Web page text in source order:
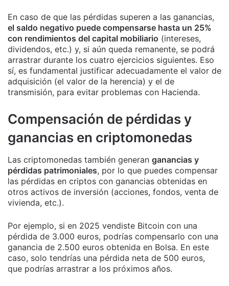
En caso de que las pérdidas superen a las ganancias,
el saldo negativo puede compensarse hasta un 25%
con rendimientos del capital mobiliario (intereses,
dividendos, etc.) y, si aún queda remanente, se podrá
arrastrar durante los cuatro ejercicios siguientes. Eso
sí, es fundamental justificar adecuadamente el valor de
adquisición (el valor de la herencia) y el de
transmisión, para evitar problemas con Hacienda.
Compensación de pérdidas y
ganancias en criptomonedas
Las criptomonedas también generan ganancias y
pérdidas patrimoniales, por lo que puedes compensar
las pérdidas en criptos con ganancias obtenidas en
otros activos de inversión (acciones, fondos, venta de
vivienda, etc.).
Por ejemplo, si en 2025 vendiste Bitcoin con una
pérdida de 3.000 euros, podrías compensarlo con una
ganancia de 2.500 euros obtenida en Bolsa. En este
caso, solo tendrías una pérdida neta de 500 euros,
que podrías arrastrar a los próximos años.